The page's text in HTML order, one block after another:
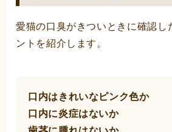
愛猫の口臭がきついときに確認し
ントを紹介します。
口内はきれいなピンク色か
口内に炎症はないか